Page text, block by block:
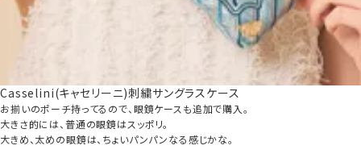
Casselini(キャセリーニ)刺繍サングラスケース
お揃いのポーチ持ってるので、眼鏡ケースも追加で購入。
大きさ的には、普通の眼鏡はスッポリ。
大きめ、太めの眼鏡は、ちょいパンパンなる感じかな。